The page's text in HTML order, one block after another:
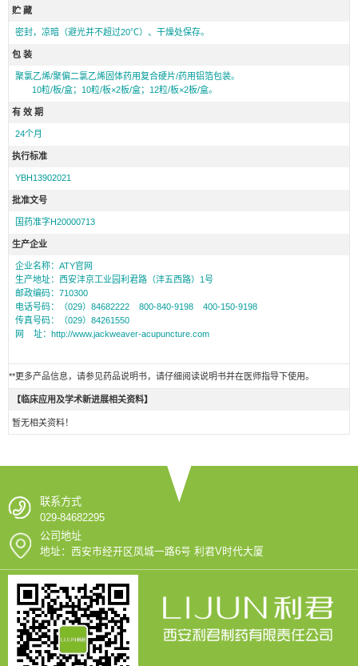
贮 藏
密封，凉暗（避光并不超过20℃）、干燥处保存。
包 装
聚氯乙烯/聚偏二氯乙烯固体药用复合硬片/药用铝箔包装。
10粒/板/盒；10粒/板×2板/盒；12粒/板×2板/盒。
有 效 期
24个月
执行标准
YBH13902021
批准文号
国药准字H20000713
生产企业
企业名称：ATY官网
生产地址：西安沣京工业园利君路（沣五西路）1号
邮政编码：710300
电话号码：（029）84682222 800-840-9198 400-150-9198
传真号码：（029）84261550
网 址：http://www.jackweaver-acupuncture.com
**更多产品信息，请参见药品说明书，请仔细阅读说明书并在医师指导下使用。
【临床应用及学术新进展相关资料】
暂无相关资料！
联系方式
029-84682295
公司地址
地址：西安市经开区凤城一路6号 利君V时代大厦